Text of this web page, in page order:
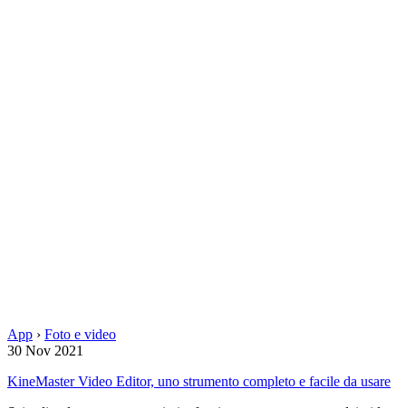
App › Foto e video
30 Nov 2021
KineMaster Video Editor, uno strumento completo e facile da usare